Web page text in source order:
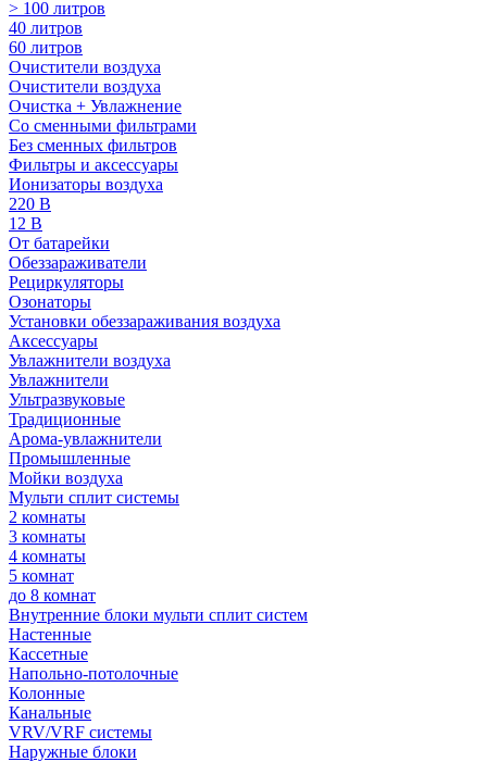
> 100 литров
40 литров
60 литров
Очистители воздуха
Очистители воздуха
Очистка + Увлажнение
Cо сменными фильтрами
Без сменных фильтров
Фильтры и аксессуары
Ионизаторы воздуха
220 В
12 В
От батарейки
Обеззараживатели
Рециркуляторы
Озонаторы
Установки обеззараживания воздуха
Аксессуары
Увлажнители воздуха
Увлажнители
Ультразвуковые
Традиционные
Арома-увлажнители
Промышленные
Мойки воздуха
Мульти сплит системы
2 комнаты
3 комнаты
4 комнаты
5 комнат
до 8 комнат
Внутренние блоки мульти сплит систем
Настенные
Кассетные
Напольно-потолочные
Колонные
Канальные
VRV/VRF системы
Наружные блоки